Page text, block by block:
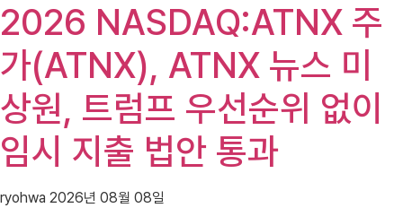
2026 NASDAQ:ATNX 주
가(ATNX), ATNX 뉴스 미
상원, 트럼프 우선순위 없이
임시 지출 법안 통과
ryohwa 2026년 08월 08일